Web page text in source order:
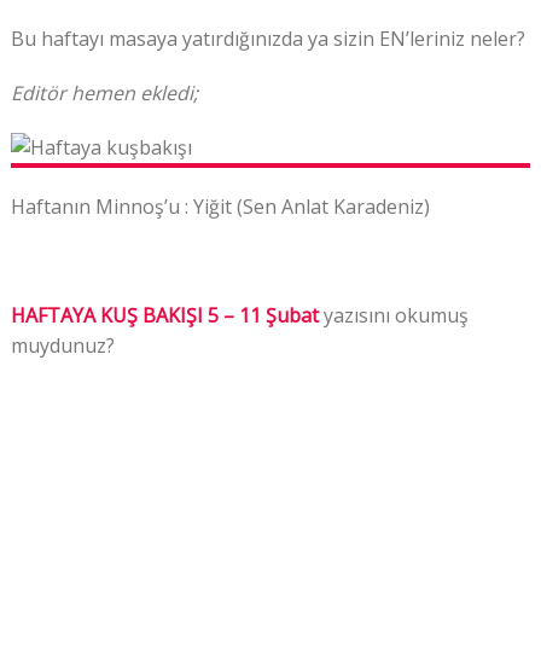
Bu haftayı masaya yatırdığınızda ya sizin EN’leriniz neler?
Editör hemen ekledi;
Haftanın Minnoş’u : Yiğit (Sen Anlat Karadeniz)
HAFTAYA KUŞ BAKIŞI 5 – 11 Şubatyazısını okumuş
muydunuz?